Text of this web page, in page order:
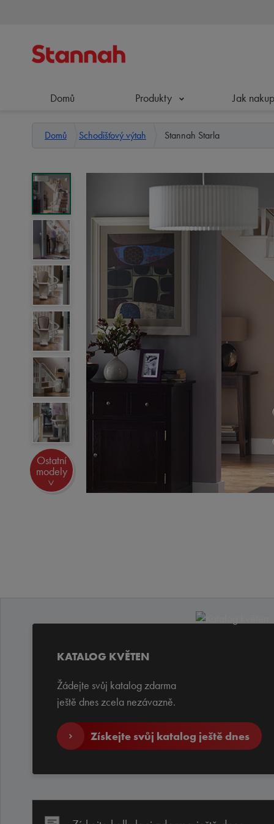
Domů Produkty Jak
Domů Schodišťový výtah Stannah Starla
Ostatní
modely
>
KATALOG KVĚTEN
Žádejte svůj katalog zdarma
ještě dnes zcela nezávazně.
Získejte svůj katalog ještě dnes